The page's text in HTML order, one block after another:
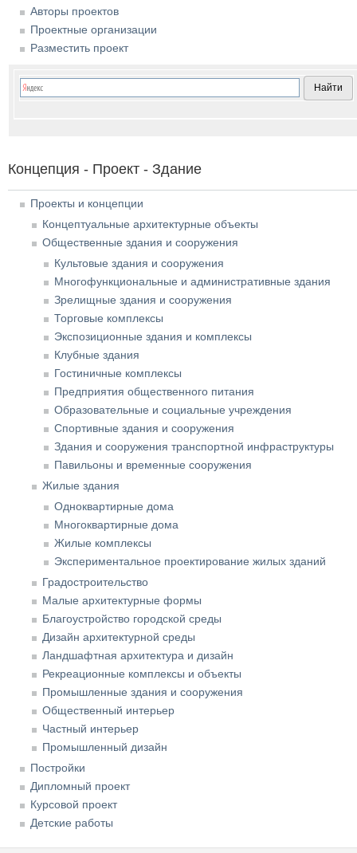
Авторы проектов
Проектные организации
Разместить проект
Концепция - Проект - Здание
Проекты и концепции
Концептуальные архитектурные объекты
Общественные здания и сооружения
Культовые здания и сооружения
Многофункциональные и административные здания
Зрелищные здания и сооружения
Торговые комплексы
Экспозиционные здания и комплексы
Клубные здания
Гостиничные комплексы
Предприятия общественного питания
Образовательные и социальные учреждения
Спортивные здания и сооружения
Здания и сооружения транспортной инфраструктуры
Павильоны и временные сооружения
Жилые здания
Одноквартирные дома
Многоквартирные дома
Жилые комплексы
Экспериментальное проектирование жилых зданий
Градостроительство
Малые архитектурные формы
Благоустройство городской среды
Дизайн архитектурной среды
Ландшафтная архитектура и дизайн
Рекреационные комплексы и объекты
Промышленные здания и сооружения
Общественный интерьер
Частный интерьер
Промышленный дизайн
Постройки
Дипломный проект
Курсовой проект
Детские работы